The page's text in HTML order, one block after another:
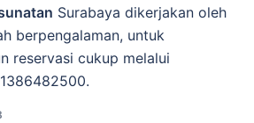
Surabaya dikerjakan oleh
berpengalaman, untuk
reservasi cukup melalui